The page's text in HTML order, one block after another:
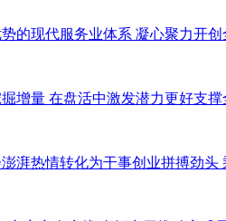
的现代服务业体系 凝心聚力开
增量 在盘活中激发潜力更好支
湃热情转化为干事创业拼搏劲